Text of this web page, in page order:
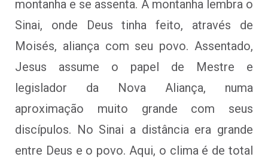
montanha e se assenta. A montanha lembra o
Sinai, onde Deus tinha feito, através de
Moisés, aliança com seu povo. Assentado,
Jesus assume o papel de Mestre e
legislador da Nova Aliança, numa
aproximação muito grande com seus
discípulos. No Sinai a distância era grande
entre Deus e o povo. Aqui, o clima é de total